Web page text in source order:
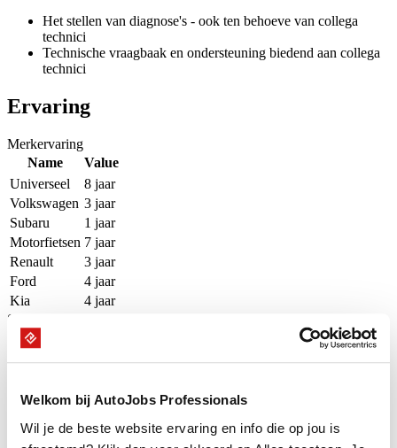
Welkom bij AutoJobs Professionals
Wil je de beste website ervaring en info die op jou is
Het stellen van diagnose's - ook ten behoeve van collega
technici
Technische vraagbaak en ondersteuning biedend aan collega
technici
Ervaring
Merkervaring
Name
Value
Universeel
8 jaar
Volkswagen 3 jaar
Subaru
1 jaar
Motorfietsen 7 jaar
Renault
3 jaar
Ford
4 jaar
Kia
4 jaar
Software
ETKA icm VAG
3 jaar
ETIS icm Ford
4 jaar